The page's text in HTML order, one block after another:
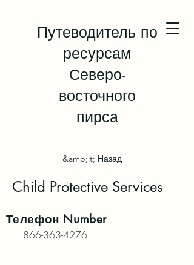
Путеводитель по
ресурсам
Северо-
восточного
пирса
&amp;lt; Назад
Child Protective Services
Телефон Number
866-363-4276